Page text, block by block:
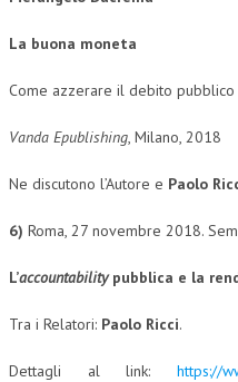
TRIBUTARIA
GIURISPRUDENZA
EUROPEA
La buona moneta
Come azzerare il debito
Vanda Epublishing, Milano, 2018
Ne discutono l’Autore e Paolo
6) Roma, 27 novembre 2018.
L’accountabilitypubblica e la
Tra i Relatori: Paolo Ricci.
Dettagli al link: https://